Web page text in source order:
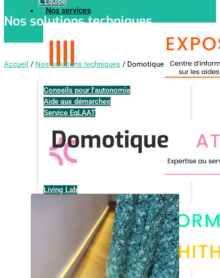
Nos services
Conseils pour l'autonomie
Aide aux démarches
Service EqLAAT
Living Lab
Illustrations de la méthode
Espaces disponibles à la location
Nos solutions techniques
Accueil / Nos solutions techniques / Domotique
Domotique